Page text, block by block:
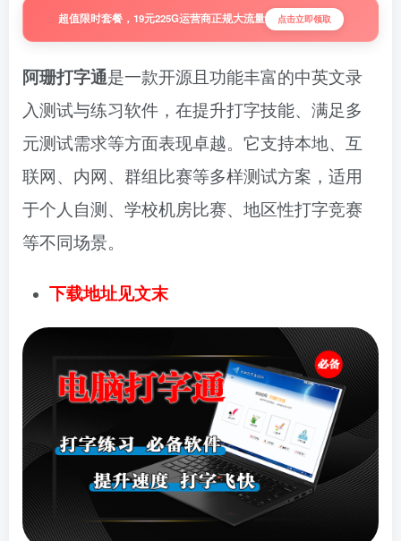
超值限时套餐，19元225G运营商正规大流量 点击立即领取
阿珊打字通是一款开源且功能丰富的中英文录
入测试与练习软件，在提升打字技能、满足多
元测试需求等方面表现卓越。它支持本地、互
联网、内网、群组比赛等多样测试方案，适用
于个人自测、学校机房比赛、地区性打字竞赛
等不同场景。
下载地址见文末